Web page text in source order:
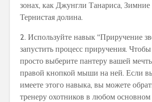
зонах, как Джунгли Танариса,
Тернистая долина.
2. Используйте навык “Приручение
запустить процесс приручения. Чтобы
просто выберите пантеру вашей
правой кнопкой мыши на ней. Если
имеете этого навыка, вы можете
тренеру охотников в любом основном